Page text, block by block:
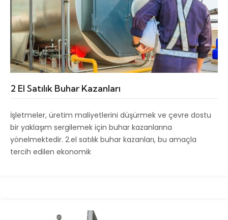
2 El Satılık Buhar Kazanları
İşletmeler, üretim maliyetlerini düşürmek ve çevre dostu
bir yaklaşım sergilemek için buhar kazanlarına
yönelmektedir. 2.el satılık buhar kazanları, bu amaçla
tercih edilen ekonomik